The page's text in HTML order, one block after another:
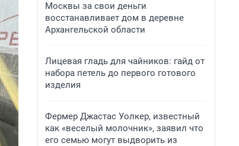
Москвы за свои деньги
восстанавливает дом в деревне
Архангельской области
Лицевая гладь для чайников: гайд от
набора петель до первого готового
изделия
Фермер Джастас Уолкер, известный
как «веселый молочник», заявил что
его семью могут выдворить из